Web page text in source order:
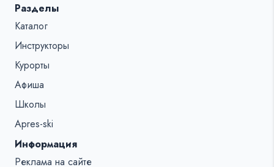
Разделы
Каталог
Инструкторы
Курорты
Афиша
Школы
Apres-ski
Информация
Реклама на сайте